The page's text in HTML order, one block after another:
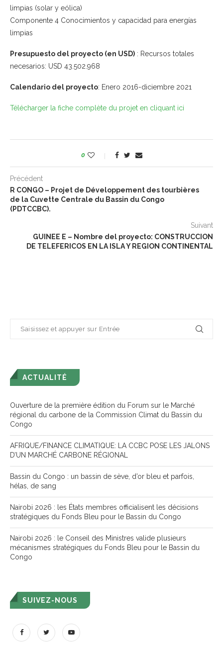
limpias (solar y eólica)
Componente 4 Conocimientos y capacidad para energías
limpias
Presupuesto del proyecto (en USD) : Recursos totales
necesarios: USD 43.502.968
Calendario del proyecto: Enero 2016-diciembre 2021
Télécharger la fiche complète du projet en cliquant ici
0
Précédent
R CONGO – Projet de Développement des tourbières
de la Cuvette Centrale du Bassin du Congo
(PDTCCBC).
Suivant
GUINEE E – Nombre del proyecto: CONSTRUCCION
DE TELEFERICOS EN LA ISLA Y REGION CONTINENTAL
ACTUALITÉ
Ouverture de la première édition du Forum sur le Marché
régional du carbone de la Commission Climat du Bassin du
Congo
AFRIQUE/FINANCE CLIMATIQUE: LA CCBC POSE LES JALONS
D’UN MARCHÉ CARBONE RÉGIONAL
Bassin du Congo : un bassin de sève, d’or bleu et parfois,
hélas, de sang
Nairobi 2026 : les États membres officialisent les décisions
stratégiques du Fonds Bleu pour le Bassin du Congo
Nairobi 2026 : le Conseil des Ministres valide plusieurs
mécanismes stratégiques du Fonds Bleu pour le Bassin du
Congo
SUIVEZ-NOUS